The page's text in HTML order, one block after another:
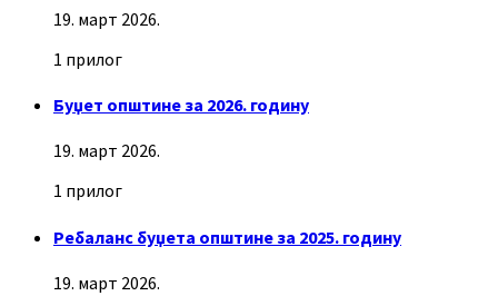
19. март 2026.
1 прилог
Буџет општине за 2026. годину
19. март 2026.
1 прилог
Ребаланс буџета општине за 2025. годину
19. март 2026.